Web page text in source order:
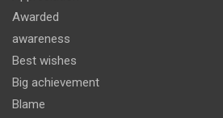
Awarded
awareness
Best wishes
Big achievement
Blame